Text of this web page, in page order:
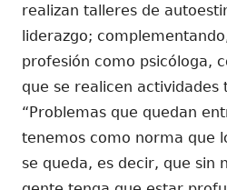
realizan talleres de
liderazgo;
profesión como psicóloga,
que se realicen actividades
“Problemas que quedan
tenemos como norma que
se queda, es decir, que sin